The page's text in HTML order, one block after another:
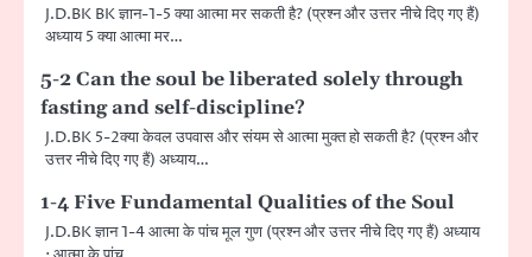
J.D.BK BK ज्ञान-1-5 क्या आत्मा मर सकती है? (प्रश्न और उत्तर नीचे दिए गए हैं)
अध्याय 5 क्या आत्मा मर…
5-2 Can the soul be liberated solely through
fasting and self-discipline?
J.D.BK 5-2क्या केवल उपवास और संयम से आत्मा मुक्त हो सकती है? (प्रश्न और
उत्तर नीचे दिए गए हैं) अध्याय…
1-4 Five Fundamental Qualities of the Soul
J.D.BK ज्ञान 1-4 आत्मा के पांच मूल गुण (प्रश्न और उत्तर नीचे दिए गए हैं) अध्याय